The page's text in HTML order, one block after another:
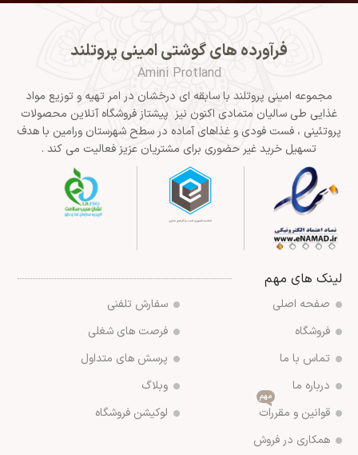
فرآورده های گوشتی امینی پروتلند
Amini Protland
مجموعه امینی پروتلند با سابقه ای درخشان در امر تهیه و توزیع مواد
غذایی طی سالیان متمادی اکنون نیز پیشتاز فروشگاه آنلاین محصولات
پروتئینی ، فست فودی و غذاهای آماده در سطح شهرستان ورامین با هدف
تسهیل خرید غیر حضوری برای مشتریان عزیز فعالیت می کند .
لینک های مهم
صفحه اصلی
فروشگاه
تماس با ما
درباره ما
قوانین و مقررات
مهم
همکاری در فروش
سفارش تلفنی
فرصت های شغلی
پرسش های متداول
وبلاگ
لوکیشن فروشگاه